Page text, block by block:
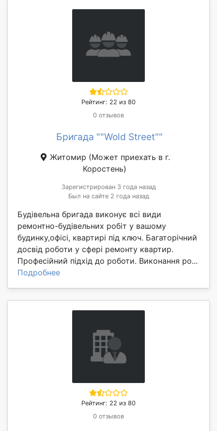
Рейтинг: 22 из 80
0 отзывов
Бригада ""Wold Street""
Житомир (Может приехать в г.
Коростень)
Зарегистрирован 3 года назад
Был на сайте 2 года назад
Будівельна бригада виконує всі види
ремонтно-будівельних робіт у вашому
будинку,офісі, квартирі під ключ. Багаторічний
досвід роботи у сфері ремонту квартир.
Професійний підхід до роботи. Виконання ро...
Подробнее
Рейтинг: 22 из 80
0 отзывов